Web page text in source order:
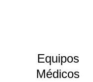
Equipos
Médicos